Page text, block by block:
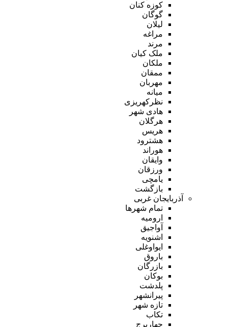
کوزه کنان
گوگان
لیلان
مراغه
مرند
ملک کیان
ملکان
ممقان
مهربان
میانه
نظرکهریزی
هادی شهر
هرگلان
هریس
هشترود
هوراند
وایقان
ورزقان
یامچی
بازگشت
آذربایجان غربی
تمام شهر‌ها
ارومیه
آواجیق
اشنویه
ایواوغلی
باروق
بازرگان
بوکان
پلدشت
پیرانشهر
تازه شهر
تکاب
چهاربرج